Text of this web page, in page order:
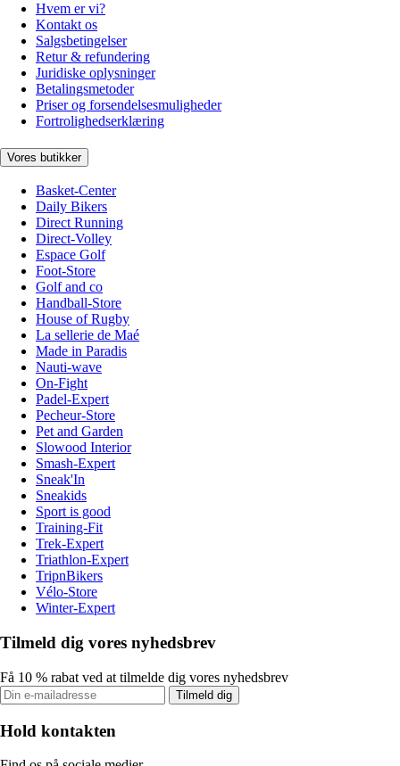
Hvem er vi?
Kontakt os
Salgsbetingelser
Retur & refundering
Juridiske oplysninger
Betalingsmetoder
Priser og forsendelsesmuligheder
Fortrolighedserklæring
Vores butikker
Basket-Center
Daily Bikers
Direct Running
Direct-Volley
Espace Golf
Foot-Store
Golf and co
Handball-Store
House of Rugby
La sellerie de Maé
Made in Paradis
Nauti-wave
On-Fight
Padel-Expert
Pecheur-Store
Pet and Garden
Slowood Interior
Smash-Expert
Sneak'In
Sneakids
Sport is good
Training-Fit
Trek-Expert
Triathlon-Expert
TripnBikers
Vélo-Store
Winter-Expert
Tilmeld dig vores nyhedsbrev
Få 10 % rabat ved at tilmelde dig vores nyhedsbrev
Tilmeld dig
Hold kontakten